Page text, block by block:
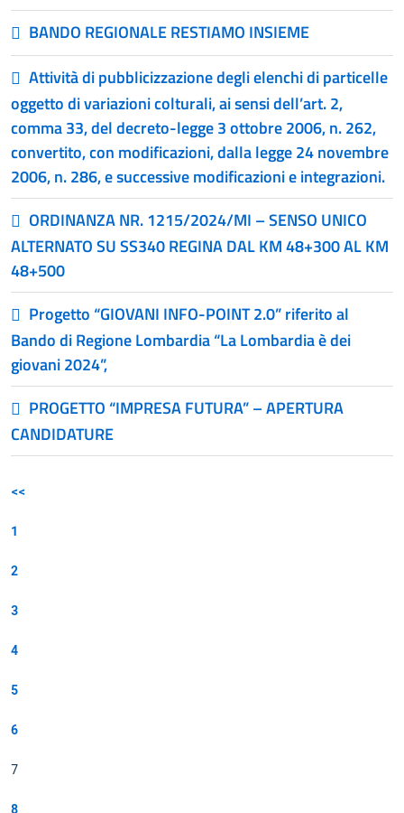
BANDO REGIONALE RESTIAMO INSIEME
Attività di pubblicizzazione degli elenchi di particelle
oggetto di variazioni colturali, ai sensi dell’art. 2,
comma 33, del decreto-legge 3 ottobre 2006, n. 262,
convertito, con modificazioni, dalla legge 24 novembre
2006, n. 286, e successive modificazioni e integrazioni.
ORDINANZA NR. 1215/2024/MI – SENSO UNICO
ALTERNATO SU SS340 REGINA DAL KM 48+300 AL KM
48+500
Progetto “GIOVANI INFO-POINT 2.0” riferito al
Bando di Regione Lombardia “La Lombardia è dei
giovani 2024”,
PROGETTO “IMPRESA FUTURA” – APERTURA
CANDIDATURE
<<
1
2
3
4
5
6
7
8